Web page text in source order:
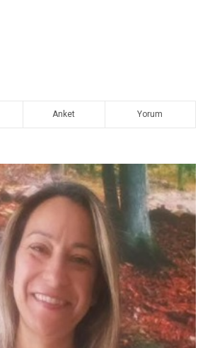
Anket Yorum